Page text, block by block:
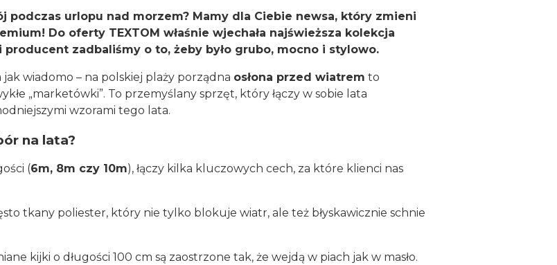
podczas urlopu nad morzem? Mamy dla Ciebie newsa, który zmieni
Do oferty TEXTOM właśnie wjechała najświeższa kolekcja
zadbaliśmy o to, żeby było grubo, mocno i stylowo.
wiadomo – na polskiej plaży porządna osłona przed wiatrem to
„marketówki”. To przemyślany sprzęt, który łączy w sobie lata
wzorami tego lata.
na lata?
(6m, 8m czy 10m), łączy kilka kluczowych cech, za które klienci nas
tkany poliester, który nie tylko blokuje wiatr, ale też błyskawicznie schnie
kijki o długości 100 cm są zaostrzone tak, że wejdą w piach jak w masło.